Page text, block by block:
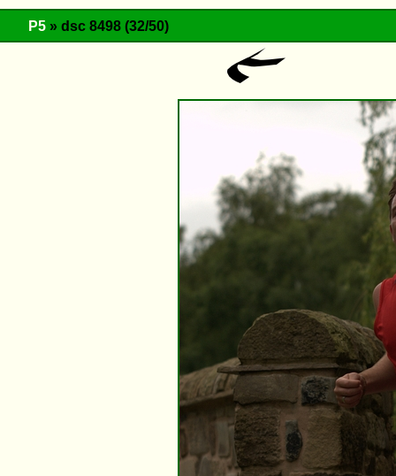
P5 » dsc 8498 (32/50)